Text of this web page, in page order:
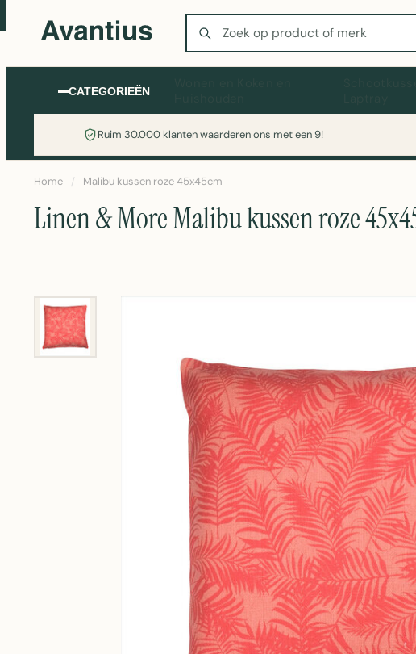
Zoeken
CATEGORIEËN
Ruim 30.000 klanten waarderen ons met een 9!
Home / Malibu kussen roze 45x45cm
Linen & More Malibu kussen roze